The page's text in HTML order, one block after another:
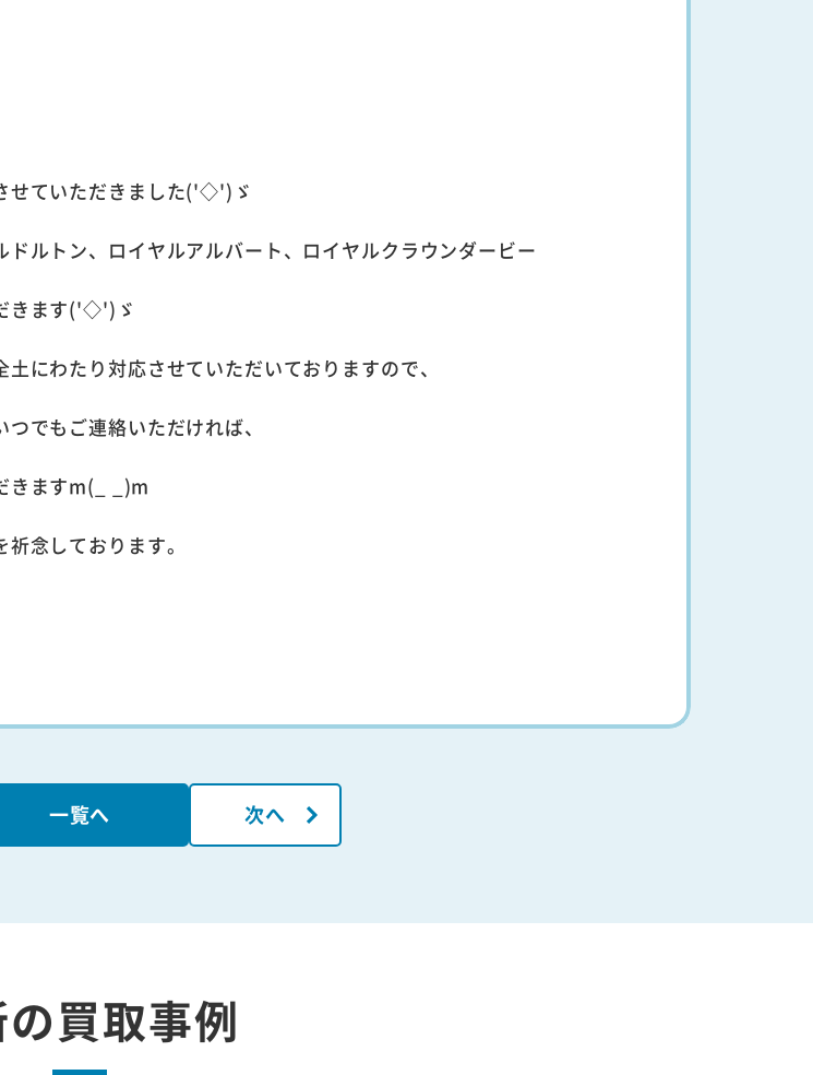
せていただきました('◇')ゞ
ルトン、ロイヤルアルバート、ロイヤルクラウンダービー
きます('◇')ゞ
にわたり対応させていただいておりますので、
でもご連絡いただければ、
きますm(_ _)m
念しております。
一覧へ 次へ
買取事例